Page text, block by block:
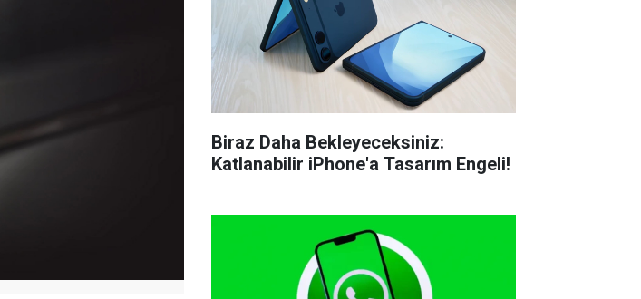
Biraz Daha Bekleyeceksiniz:
Katlanabilir iPhone'a Tasarım Engeli!